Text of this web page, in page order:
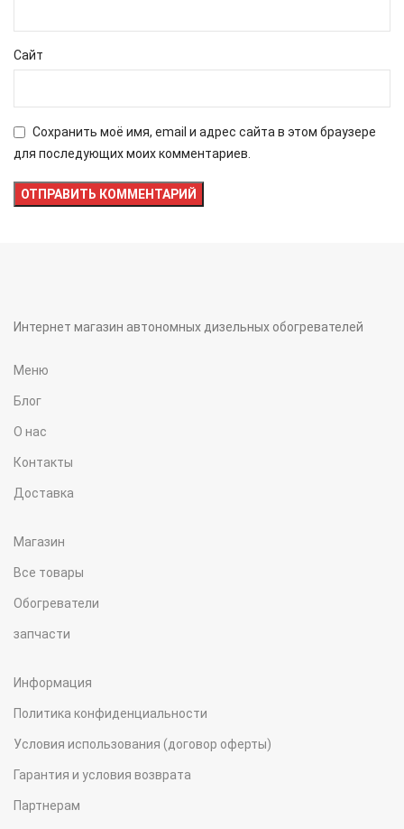
Сайт
Сохранить моё имя, email и адрес сайта в этом браузере
для последующих моих комментариев.
Интернет магазин автономных дизельных обогревателей
Меню
Блог
О нас
Контакты
Доставка
Магазин
Все товары
Обогреватели
запчасти
Информация
Политика конфиденциальности
Условия использования (договор оферты)
Гарантия и условия возврата
Партнерам